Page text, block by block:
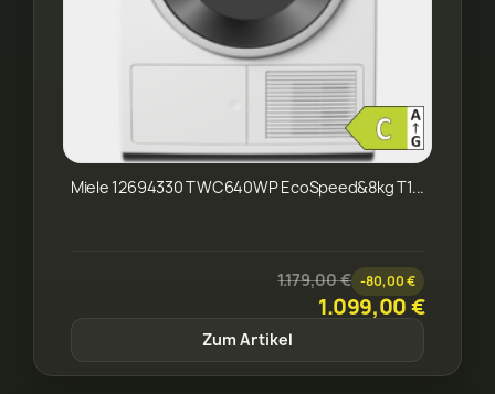
Miele 12694330 TWC640WP EcoSpeed&8kg T1...
1.179,00 € -80,00 €
1.099,00 €
Zum Artikel